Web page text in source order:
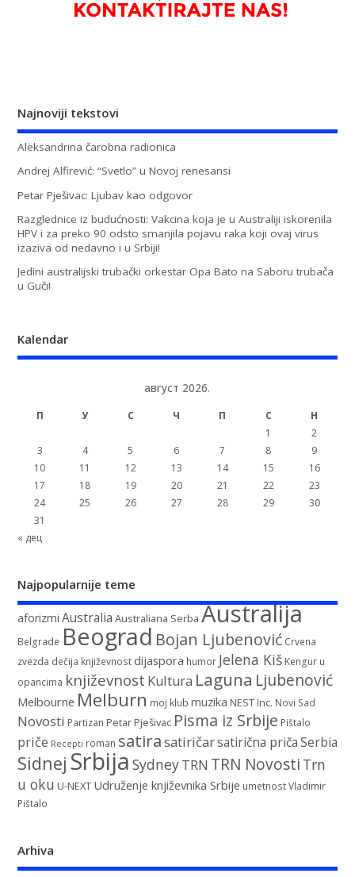
Najnoviji tekstovi
Aleksandrina čarobna radionica
Andrej Alfirević: “Svetlo” u Novoj renesansi
Petar Pješivac: Ljubav kao odgovor
Razglednice iz budućnosti: Vakcina koja je u Australiji iskorenila
HPV i za preko 90 odsto smanjila pojavu raka koji ovaj virus
izaziva od nedavno i u Srbiji!
Jedini australijski trubački orkestar Opa Bato na Saboru trubača
u Guči!
Kalendar
август 2026.
П У С Ч П С
Н
1
2
3
4 5 6 7 8
9
10
11 12 13 14 15
16
17
18 19 20 21 22
23
24
25 26 27 28 29
30
31
« дец
Najpopularnije teme
aforizmi Australia Australiana Serba Australija
Belgrade Beograd Bojan Ljubenović Crvena
zvezda dečija književnostdijaspora humor Jelena Kiš Kengur u
opancima književnost Kultura Laguna Ljubenović
Melbourne Melburn moj klub muzika NEST Inc. Novi Sad
Novosti Partizan Petar Pješivac Pisma iz Srbije Pištalo
priče Recepti roman satirasatiričarsatirična pričaSerbia
Sidnej Srbija SydneyTRN TRN Novosti Trn
u oku U-NEXT Udruženje književnika Srbije umetnostVladimir
Pištalo
Arhiva